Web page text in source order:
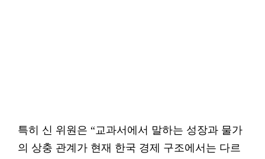
특히 신 위원은 “교과서에서 말하는 성장과 물가
의 상충 관계가 현재 한국 경제 구조에서는 다르